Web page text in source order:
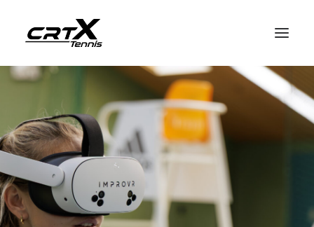
crtX für Spieler
crtX für Coaches
So funktioniert crtX
Deutsch